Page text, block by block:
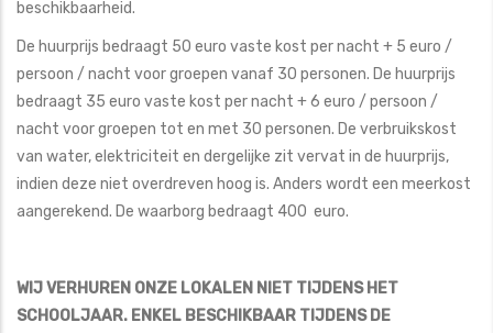
beschikbaarheid.
De huurprijs bedraagt 50 euro vaste kost per nacht + 5 euro /
persoon / nacht voor groepen vanaf 30 personen. De huurprijs
bedraagt 35 euro vaste kost per nacht + 6 euro / persoon /
nacht voor groepen tot en met 30 personen. De verbruikskost
van water, elektriciteit en dergelijke zit vervat in de huurprijs,
indien deze niet overdreven hoog is. Anders wordt een meerkost
aangerekend. De waarborg bedraagt 400 euro.
WIJ VERHUREN ONZE LOKALEN NIET TIJDENS HET
SCHOOLJAAR. ENKEL BESCHIKBAAR TIJDENS DE